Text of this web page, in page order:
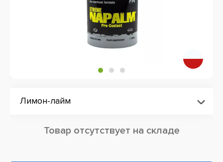
Лимон-лайм
Товар отсутствует на складе